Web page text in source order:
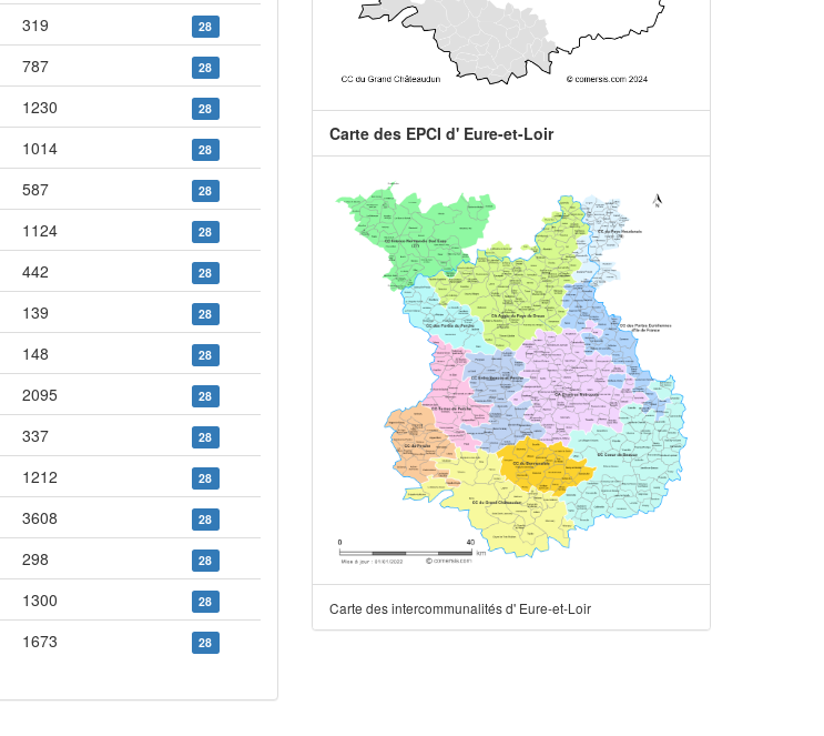
319 28
787 28
1230 28
1014 28
587 28
1124 28
442 28
139 28
148 28
2095 28
337 28
1212 28
3608 28
298 28
1300 28
1673 28
Carte des EPCI d' Eure-et-Loir
Carte des intercommunalités d' Eure-et-Loir